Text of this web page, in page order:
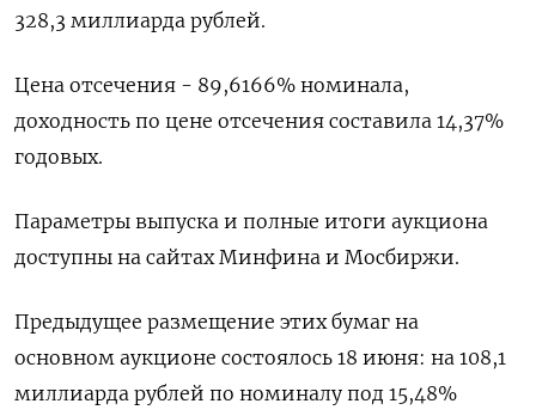
328,3 миллиарда рублей.
Цена отсечения - 89,6166% номинала,
доходность по цене отсечения составила 14,37%
годовых.
Параметры выпуска и полные итоги аукциона
доступны на сайтах Минфина и Мосбиржи.
Предыдущее размещение этих бумаг на
основном аукционе состоялось 18 июня: на 108,1
миллиарда рублей по номиналу под 15,48%